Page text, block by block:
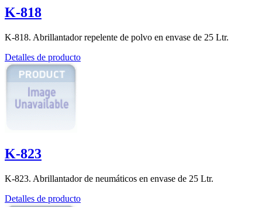
K-818
K-818. Abrillantador repelente de polvo en envase de 25 Ltr.
Detalles de producto
K-823
K-823. Abrillantador de neumáticos en envase de 25 Ltr.
Detalles de producto